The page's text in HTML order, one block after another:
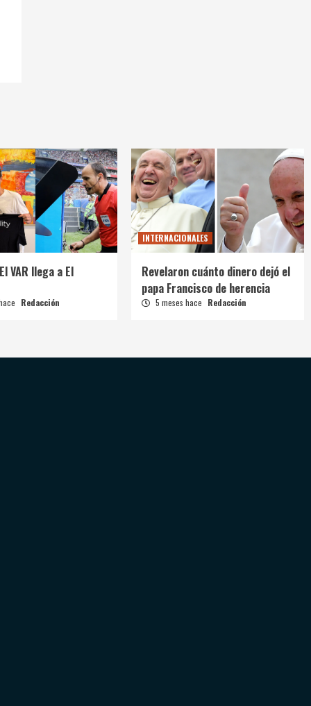
VAR llega a El
Redacción
INTERNACIONALES
Revelaron cuánto dinero dejó el
papa Francisco de herencia
5 meses hace Redacción